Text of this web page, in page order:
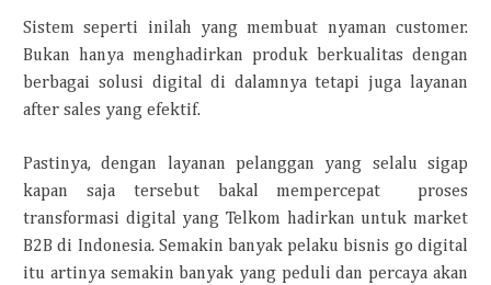
Sistem seperti inilah yang membuat nyaman customer.
Bukan hanya menghadirkan produk berkualitas dengan
berbagai solusi digital di dalamnya tetapi juga layanan
after sales yang efektif.
Pastinya, dengan layanan pelanggan yang selalu sigap
kapan saja tersebut bakal mempercepat proses
transformasi digital yang Telkom hadirkan untuk market
B2B di Indonesia. Semakin banyak pelaku bisnis go digital
itu artinya semakin banyak yang peduli dan percaya akan